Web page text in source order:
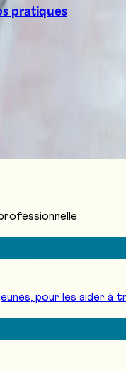
pratiques
pour les aider à